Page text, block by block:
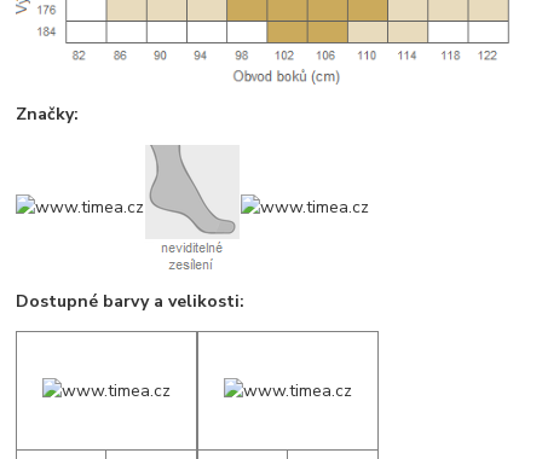
Značky:
Dostupné barvy a velikosti: